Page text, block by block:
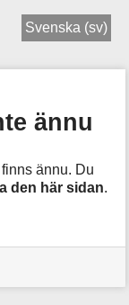
Svenska (sv)
ännu
ännu. Du
den här sidan.